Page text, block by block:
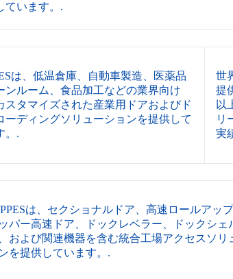
ています。.
は、低温倉庫、自動車製造、医薬品
ンルーム、食品加工などの業界向け
スタマイズされた産業用ドアおよびド
ーディングソリューションを提供して
。.
世
提
以
リ
実
は、セクショナルドア、高速ロールアップ
パー高速ドア、ドックレベラー、ドックシェ
および関連機器を含む統合工場アクセスソリ
を提供しています。.